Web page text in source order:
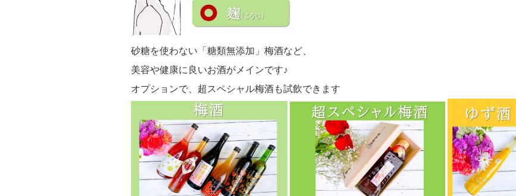
砂糖を使わない「糖類無添加」梅酒など、
美容や健康に良いお酒がメインです♪
オプションで、超スペシャル梅酒も試飲できます